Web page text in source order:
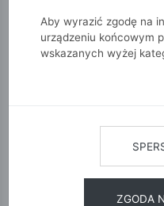
Aby wyrazić zgodę na
urządzeniu końcowym
wskazanych wyżej
ZGODA